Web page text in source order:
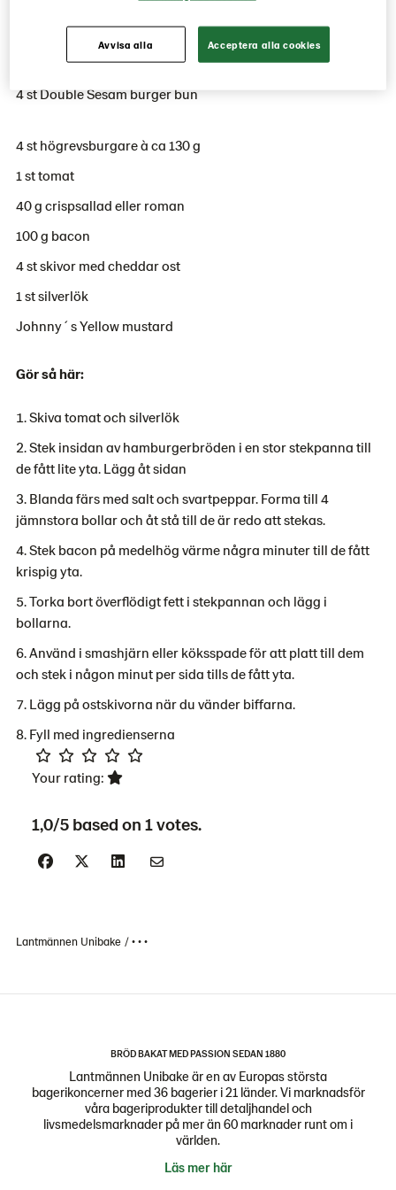
4 portioner
4 st Double Sesam burger bun
4 st högrevsburgare à ca 130 g
1 st tomat
40 g crispsallad eller roman
100 g bacon
4 st skivor med cheddar ost
1 st silverlök
Johnny´s Yellow mustard
Gör så här:
Skiva tomat och silverlök
Stek insidan av hamburgerbröden i en stor stekpanna till
de fått lite yta. Lägg åt sidan
Blanda färs med salt och svartpeppar. Forma till 4
jämnstora bollar och åt stå till de är redo att stekas.
Stek bacon på medelhög värme några minuter till de fått
krispig yta.
Torka bort överflödigt fett i stekpannan och lägg i
bollarna.
Använd i smashjärn eller köksspade för att platt till dem
och stek i någon minut per sida tills de fått yta.
Lägg på ostskivorna när du vänder biffarna.
Fyll med ingredienserna
Your rating:
1,0/5 based on 1 votes.
Lantmännen Unibake • • •
BRÖD BAKAT MED PASSION SEDAN 1880
Lantmännen Unibake är en av Europas största
bagerikoncerner med 36 bagerier i 21 länder. Vi marknadsför
våra bageriprodukter till detaljhandel och
livsmedelsmarknader på mer än 60 marknader runt om i
världen.
Läs mer här
Avvisa alla Acceptera alla cookies